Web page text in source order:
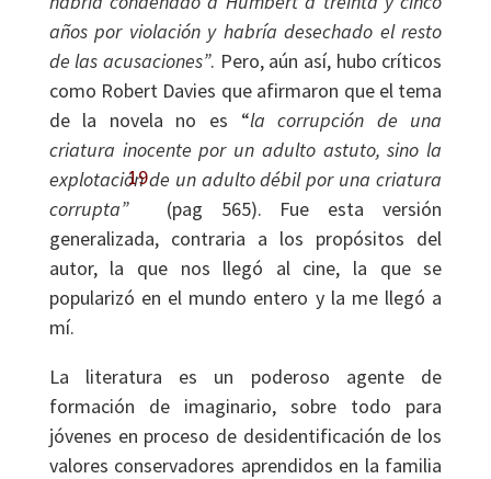
años por violación y habría desechado el resto
de las acusaciones”. Pero, aún así, hubo críticos
como Robert Davies que afirmaron que el tema
de la novela no es “la corrupción de una
criatura inocente por un adulto astuto, sino la
explotación de un adulto débil por una criatura
corrupta”
19
(pag 565). Fue esta versión
generalizada, contraria a los propósitos del
autor, la que nos llegó al cine, la que se
popularizó en el mundo entero y la me llegó a
mí.
La literatura es un poderoso agente de
formación de imaginario, sobre todo para
jóvenes en proceso de desidentificación de los
valores conservadores aprendidos en la familia